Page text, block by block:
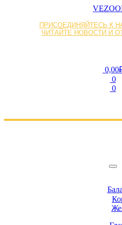
ПРИСОЕДИНЯЙТЕСЬ К
ЧИТАЙТЕ НОВОСТИ И
0
0